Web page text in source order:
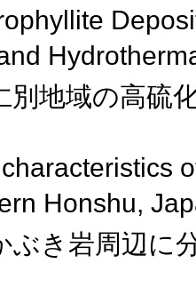
別地域の高硫
Honshu,
ぶき岩周辺に